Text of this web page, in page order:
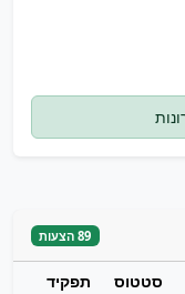
89 הצעות
סטטוס
תפקיד